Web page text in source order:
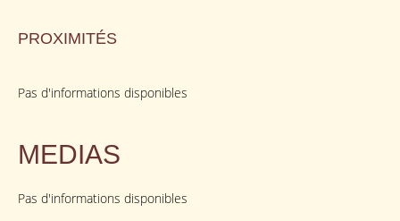
PROXIMITÉS
Pas d'informations disponibles
MEDIAS
Pas d'informations disponibles